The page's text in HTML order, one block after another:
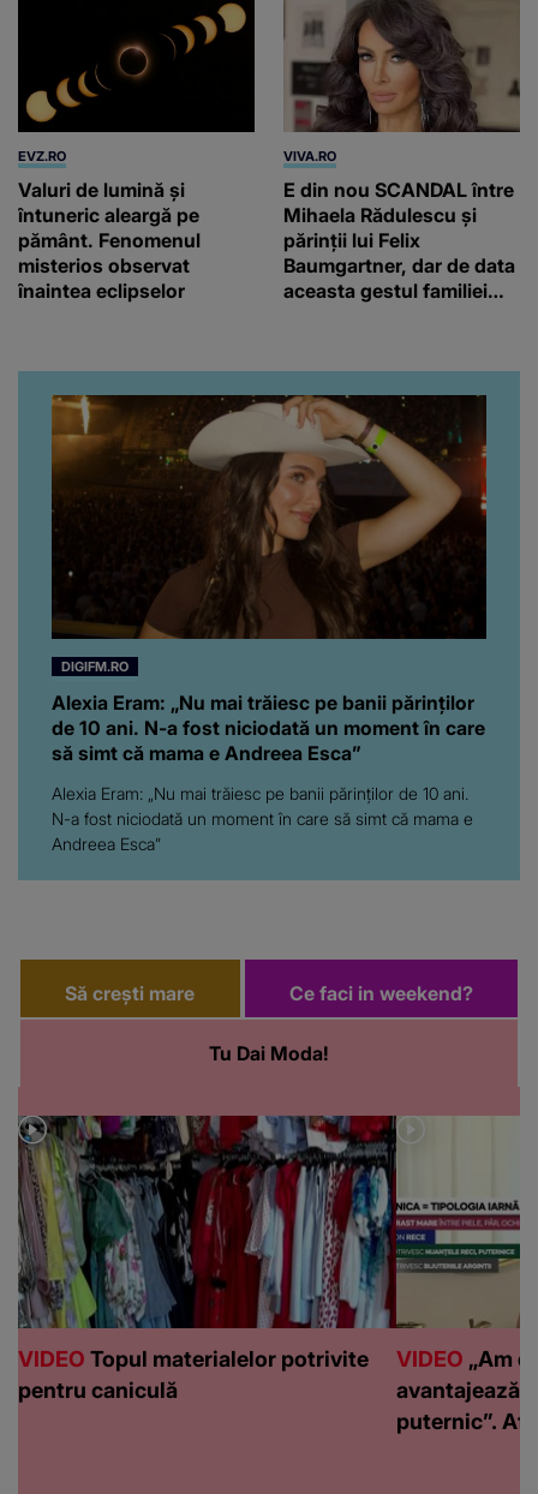
EVZ.RO
Valuri de lumină și
întuneric aleargă pe
pământ. Fenomenul
misterios observat
înaintea eclipselor
VIVA.RO
E din nou SCANDAL între
Mihaela Rădulescu și
părinții lui Felix
Baumgartner, dar de data
aceasta gestul familiei
noastră! Fostei
prezentatoare nici că-i
vine să creadă că s-a
ajuns până aici, dar e
adevărat, au făcut-o și pe
asta! Și ce a ieșit la iveală
ar fi prea mult pentru
oricine: "Cu… mine, fata
româncă...”
DIGIFM.RO
Alexia Eram: „Nu mai trăiesc pe banii părinților
de 10 ani. N-a fost niciodată un moment în care
să simt că mama e Andreea Esca”
Alexia Eram: „Nu mai trăiesc pe banii părinților de 10 ani.
N-a fost niciodată un moment în care să simt că mama e
Andreea Esca”
Să crești mare
Tu Dai Moda!
Ce faci in weekend?
VIDEO Topul materialelor potrivite
pentru caniculă
VIDEO „Am
avantajează
puternic”.